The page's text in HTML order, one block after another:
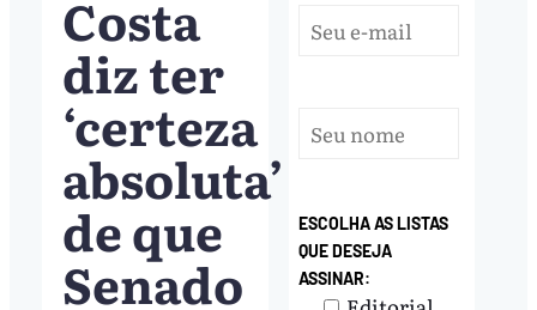
Costa
diz ter
‘certeza
absoluta’
de que
Senado
ESCOLHA AS LISTAS
QUE DESEJA
ASSINAR: